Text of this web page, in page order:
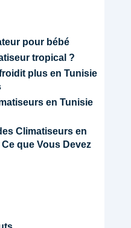
pour bébé
tropical ?
plus en Tunisie
en Tunisie
Climatiseurs en
que Vous Devez